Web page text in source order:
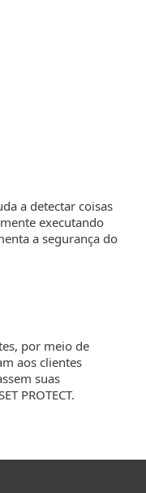
a detectar coisas
executando
a segurança do
por meio de
aos clientes
suas
PROTECT.